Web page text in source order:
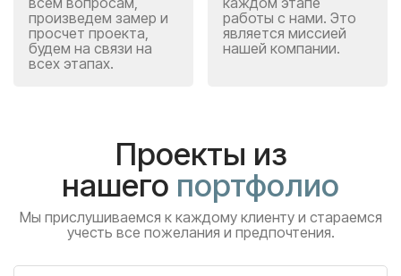
произведем замер и
просчет проекта,
будем на связи на
всех этапах.
работы с нами. Это
является миссией
нашей компании.
Проекты из
нашего портфолио
Мы прислушиваемся к каждому клиенту и стараемся
учесть все пожелания и предпочтения.